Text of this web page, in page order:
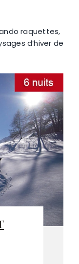
raquettes,
d’hiver de